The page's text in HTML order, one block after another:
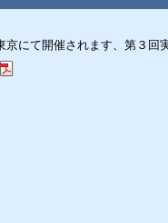
京にて開催されます、第３